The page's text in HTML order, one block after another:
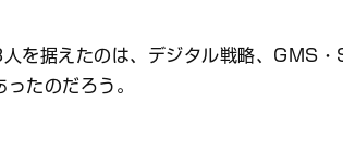
を据えたのは、デジタル戦略、GMS
たのだろう。